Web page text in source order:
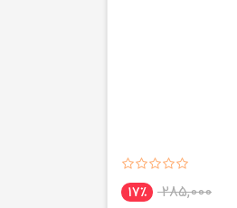
285,000 17٪